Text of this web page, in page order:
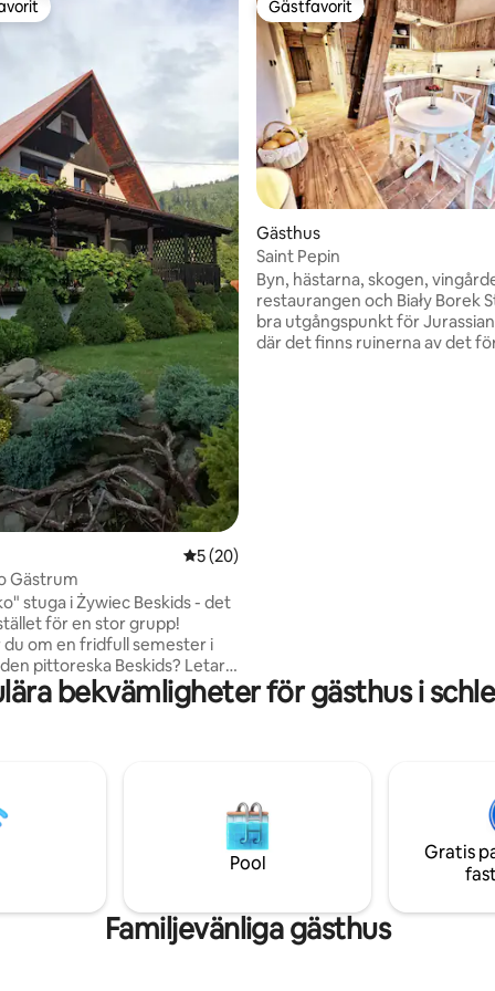
betyg, 3 omdömen
5 av 5 i genomsnittligt betyg, 20
5 (20)
Gästrum
stuga i Żywiec Beskids - det
för en stor grupp!
om en fridfull semester i
pittoreska Beskids? Letar
rymlig stuga för en stor
eller familj? Vår stuga är ett
med plats för en brasa
erbjuder många
cykelvägar och
Gästfavorit
Gästfavorit
Gästhus
Saint Pepin
Byn, hästarna, skogen,
restaurangen och Biały Borek
bra utgångspunkt för
där det finns ruinerna av det
bekvämligheter för gästhus i
Pool
Gratis
Familjevänliga gästhus